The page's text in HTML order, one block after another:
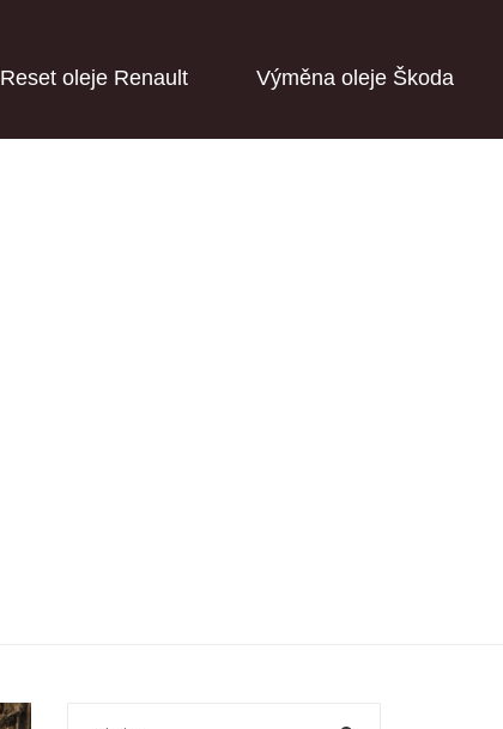
Reset oleje Renault Výměna oleje Škoda